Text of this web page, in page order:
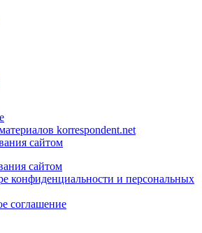
korrespondent.net
сайтом
сайтом
конфиденциальности и персональных
соглашение